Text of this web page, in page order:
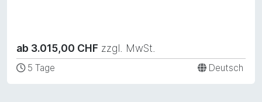
ab 3.015,00 CHF zzgl. MwSt.
5 Tage Deutsch